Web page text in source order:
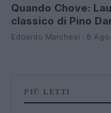
Quando Chove:
classico di Pino
Edoardo Marchesi · 8
PIÙ LETTI